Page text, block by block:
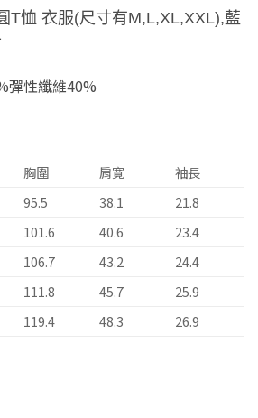
T恤 衣服(尺寸有M,L,XL,XXL),藍
彈性纖維40%
胸圍 肩寛
袖長
95.5 38.1
21.8
101.6 40.6
23.4
106.7 43.2
24.4
111.8 45.7
25.9
119.4 48.3 26.9